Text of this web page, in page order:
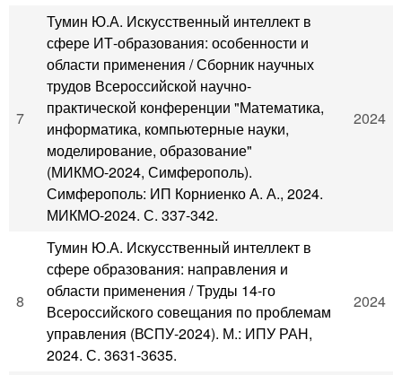
7
Тумин Ю.А. Искусственный интеллект в
сфере ИТ-образования: особенности и
области применения / Сборник научных
трудов Всероссийской научно-
практической конференции "Математика,
информатика, компьютерные науки,
моделирование, образование"
(МИКМО-2024, Симферополь).
Симферополь: ИП Корниенко А. А., 2024.
МИКМО-2024. С. 337-342.
2024
8
Тумин Ю.А. Искусственный интеллект в
сфере образования: направления и
области применения / Труды 14-го
Всероссийского совещания по проблемам
управления (ВСПУ-2024). М.: ИПУ РАН,
2024. С. 3631-3635.
2024